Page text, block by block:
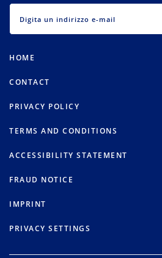
HOME
CONTACT
PRIVACY POLICY
TERMS AND CONDITIONS
ACCESSIBILITY STATEMENT
FRAUD NOTICE
IMPRINT
PRIVACY SETTINGS